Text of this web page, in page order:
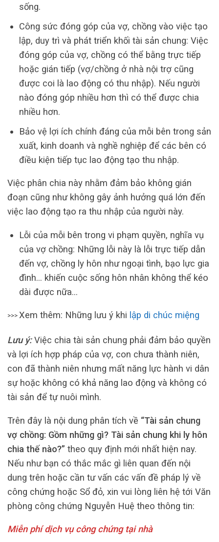
sống.
Công sức đóng góp của vợ, chồng vào việc tạo
lập, duy trì và phát triển khối tài sản chung: Việc
đóng góp của vợ, chồng có thể bằng trực tiếp
hoặc gián tiếp (vợ/chồng ở nhà nội trợ cũng
được coi là lao động có thu nhập). Nếu người
nào đóng góp nhiều hơn thì có thể được chia
nhiều hơn.
Bảo vệ lợi ích chính đáng của mỗi bên trong sản
xuất, kinh doanh và nghề nghiệp để các bên có
điều kiện tiếp tục lao động tạo thu nhập.
Việc phân chia này nhằm đảm bảo không gián
đoạn cũng như không gây ảnh hưởng quá lớn đến
việc lao động tạo ra thu nhập của người này.
Lỗi của mỗi bên trong vi phạm quyền, nghĩa vụ
của vợ chồng: Những lỗi này là lỗi trực tiếp dẫn
đến vợ, chồng ly hôn như ngoại tình, bạo lực gia
đình… khiến cuộc sống hôn nhân không thể kéo
dài được nữa…
>>> Xem thêm: Những lưu ý khi lập di chúc miệng
Lưu ý:Việc chia tài sản chung phải đảm bảo quyền
và lợi ích hợp pháp của vợ, con chưa thành niên,
con đã thành niên nhưng mất năng lực hành vi dân
sự hoặc không có khả năng lao động và không có
tài sản để tự nuôi mình.
Trên đây là nội dung phân tích về “Tài sản chung
vợ chồng: Gồm những gì? Tài sản chung khi ly hôn
chia thế nào?” theo quy định mới nhất hiện nay.
Nếu như bạn có thắc mắc gì liên quan đến nội
dung trên hoặc cần tư vấn các vấn đề pháp lý về
công chứng hoặc Sổ đỏ, xin vui lòng liên hệ tới Văn
phòng công chứng Nguyễn Huệ theo thông tin:
Miễn phí dịch vụ công chứng tại nhà